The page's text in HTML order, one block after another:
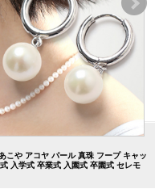
こや アコヤ パール 真珠 フープ キャッ
入学式 卒業式 入園式 卒園式 セレモ